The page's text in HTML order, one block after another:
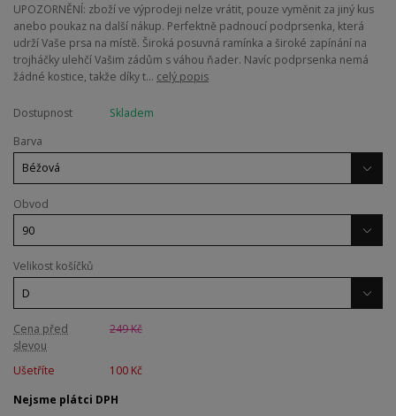
UPOZORNĚNÍ: zboží ve výprodeji nelze vrátit, pouze vyměnit za jiný kus
anebo poukaz na další nákup. Perfektně padnoucí podprsenka, která
udrží Vaše prsa na místě. Široká posuvná ramínka a široké zapínání na
trojháčky ulehčí Vašim zádům s váhou ňader. Navíc podprsenka nemá
žádné kostice, takže díky t... celý popis
Dostupnost
Skladem
Barva
Obvod
Velikost košíčků
Cena před
slevou
249 Kč
Ušetříte
100 Kč
Nejsme plátci DPH